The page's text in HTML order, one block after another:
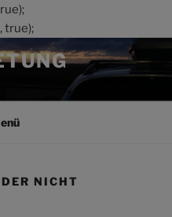
true);
NICHT